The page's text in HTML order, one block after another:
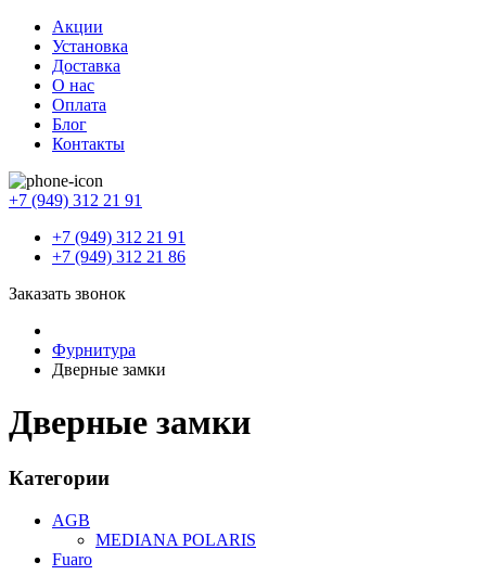
Акции
Установка
Доставка
О нас
Оплата
Блог
Контакты
+7 (949) 312 21 91
+7 (949) 312 21 91
+7 (949) 312 21 86
Заказать звонок
Фурнитура
Дверные замки
Дверные замки
Категории
AGB
MEDIANA POLARIS
Fuaro